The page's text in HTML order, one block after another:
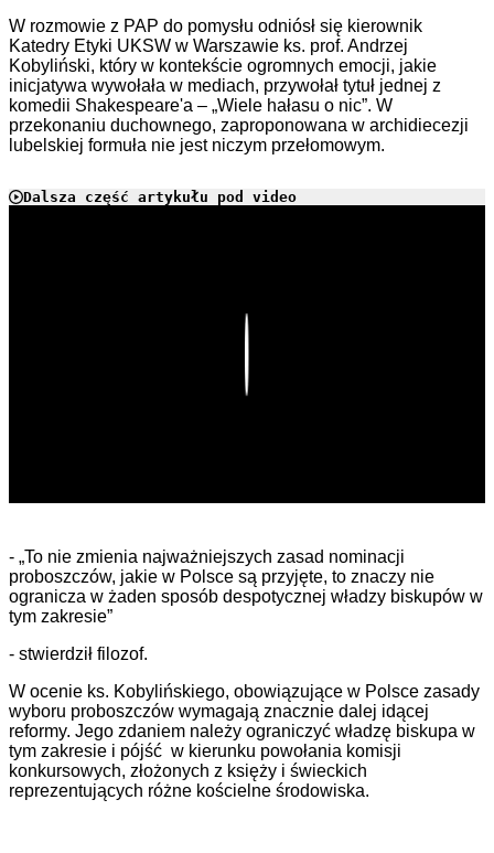
W rozmowie z PAP do pomysłu odniósł się kierownik
Katedry Etyki UKSW w Warszawie ks. prof. Andrzej
Kobyliński, który w kontekście ogromnych emocji, jakie
inicjatywa wywołała w mediach, przywołał tytuł jednej z
komedii Shakespeare'a – „Wiele hałasu o nic”. W
przekonaniu duchownego, zaproponowana w archidiecezji
lubelskiej formuła nie jest niczym przełomowym.
Dalsza część artykułu pod video
- „To nie zmienia najważniejszych zasad nominacji
proboszczów, jakie w Polsce są przyjęte, to znaczy nie
ogranicza w żaden sposób despotycznej władzy biskupów w
tym zakresie”
- stwierdził filozof.
W ocenie ks. Kobylińskiego, obowiązujące w Polsce zasady
wyboru proboszczów wymagają znacznie dalej idącej
reformy. Jego zdaniem należy ograniczyć władzę biskupa w
tym zakresie i pójść w kierunku powołania komisji
konkursowych, złożonych z księży i świeckich
reprezentujących różne kościelne środowiska.